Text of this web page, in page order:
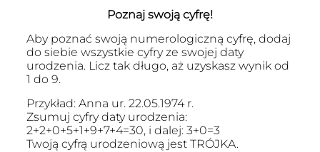
Poznaj swoją cyfrę!
Aby poznać swoją numerologiczną cyfrę, dodaj
do siebie wszystkie cyfry ze swojej daty
urodzenia. Licz tak długo, aż uzyskasz wynik od
1 do 9.
Przykład: Anna ur. 22.05.1974 r.
Zsumuj cyfry daty urodzenia:
2+2+0+5+1+9+7+4=30, i dalej: 3+0=3
Twoją cyfrą urodzeniową jest TRÓJKA.